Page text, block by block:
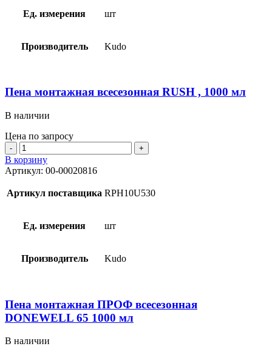
50+,
1000
Ед. измерения шт
Производитель Kudo
Пена монтажная всесезонная RUSH , 1000 мл
В наличии
Цена по запросу
Количество
товара
Пена
монтажная
всесезонная
RUSH
1000
В корзину
Артикул: 00-00020816
Артикул поставщика RPH10U530
Ед. измерения шт
Производитель Kudo
Пена монтажная ПРОФ всесезонная
DONEWELL 65 1000 мл
В наличии